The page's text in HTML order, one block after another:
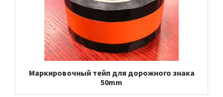
Маркировочный тейп для дорожного знака
50mm